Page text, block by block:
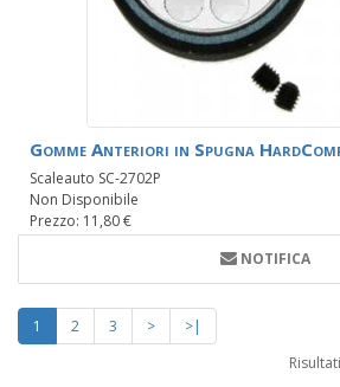
Gomme Anteriori in Spugna
Scaleauto SC-2702P
Non Disponibile
Prezzo: 11,80 €
NOTIFICA
1 2 3 >
>|